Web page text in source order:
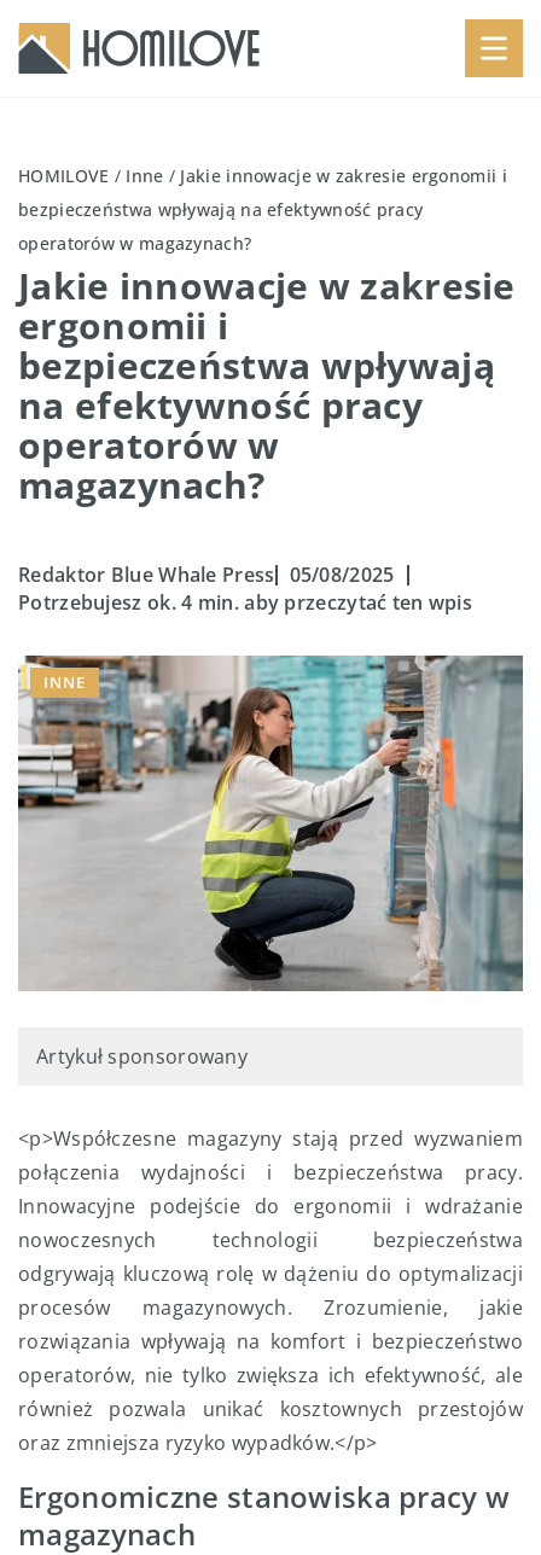
HOMILOVE / Inne / Jakie innowacje w zakresie ergonomii i
bezpieczeństwa wpływają na efektywność pracy
operatorów w magazynach?
Jakie innowacje w zakresie
ergonomii i
bezpieczeństwa wpływają
na efektywność pracy
operatorów w
magazynach?
Redaktor Blue Whale Press
05/08/2025
Potrzebujesz ok. 4 min. aby przeczytać ten wpis
INNE
Artykuł sponsorowany
<p>Współczesne magazyny stają przed wyzwaniem
połączenia wydajności i bezpieczeństwa pracy.
Innowacyjne podejście do ergonomii i wdrażanie
nowoczesnych technologii bezpieczeństwa
odgrywają kluczową rolę w dążeniu do optymalizacji
procesów magazynowych. Zrozumienie, jakie
rozwiązania wpływają na komfort i bezpieczeństwo
operatorów, nie tylko zwiększa ich efektywność, ale
również pozwala unikać kosztownych przestojów
oraz zmniejsza ryzyko wypadków.</p>
Ergonomiczne stanowiska pracy w
magazynach